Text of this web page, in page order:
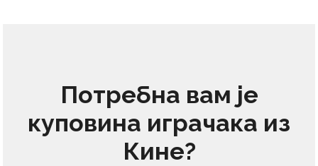
Потребна вам је
куповина играчака из
Кине?